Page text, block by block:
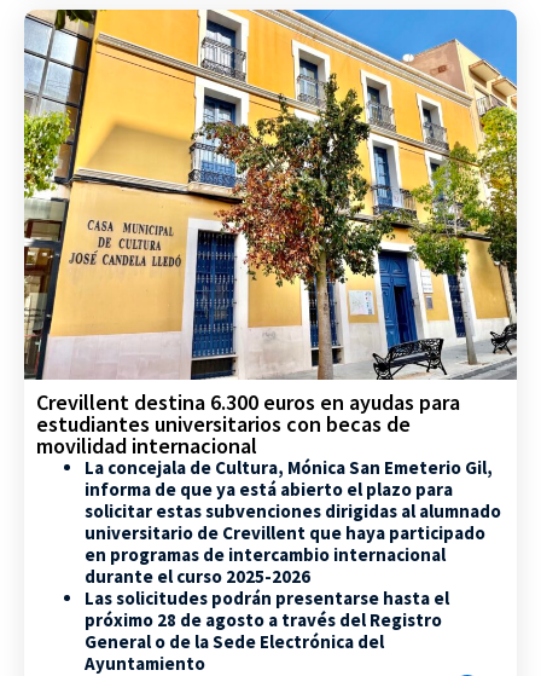
Crevillent destina 6.300 euros en ayudas para
estudiantes universitarios con becas de
movilidad internacional
La concejala de Cultura, Mónica San Emeterio Gil,
informa de que ya está abierto el plazo para
solicitar estas subvenciones dirigidas al alumnado
universitario de Crevillent que haya participado
en programas de intercambio internacional
durante el curso 2025-2026
Las solicitudes podrán presentarse hasta el
próximo 28 de agosto a través del Registro
General o de la Sede Electrónica del
Ayuntamiento